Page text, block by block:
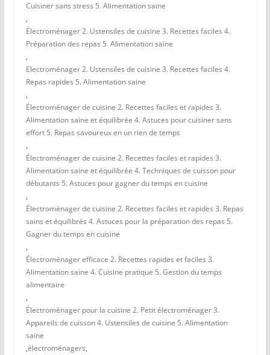
Cuisiner sans stress 5. Alimentation saine
,
Électroménager 2. Ustensiles de cuisine 3. Recettes faciles 4.
Préparation des repas 5. Alimentation saine
,
Electroménager 2. Ustensiles de cuisine 3. Recettes faciles 4.
Repas rapides 5. Alimentation saine
,
Électroménager de cuisine 2. Recettes faciles et rapides 3.
Alimentation saine et équilibrée 4. Astuces pour cuisiner sans
effort 5. Repas savoureux en un rien de temps
,
Électroménager de cuisine 2. Recettes faciles et rapides 3.
Alimentation saine et équilibrée 4. Techniques de cuisson pour
débutants 5. Astuces pour gagner du temps en cuisine
,
Électroménager de cuisine 2. Recettes faciles et rapides 3. Repas
sains et équilibrés 4. Astuces pour la préparation des repas 5.
Gagner du temps en cuisine
,
Électroménager efficace 2. Recettes rapides et faciles 3.
Alimentation saine 4. Cuisine pratique 5. Gestion du temps
alimentaire
,
Électroménager pour la cuisine 2. Petit électroménager 3.
Appareils de cuisson 4. Ustensiles de cuisine 5. Alimentation
saine
,électroménagers,